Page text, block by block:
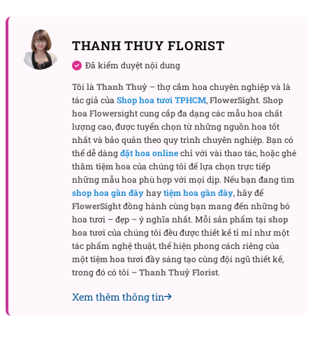
người thân đang chịu mất mát.
Bố cục kệ hoa được xử lý theo dáng cao, cân đối trên
kệ gỗ mộc. Phần hoa chính phủ rộng ở tầng trên, tạo
cảm giác đầy đặn và trang trọng. Tầng dưới được
cắm gọn hơn, nối với phần thân bằng dải lưới trắng
uốn mềm, khiến tổng thể có độ rơi tự nhiên, không
cứng nhắc. Chi tiết nơ và lưới trắng không chỉ làm
kệ hoa thêm trang nhã mà còn tạo cảm giác nhẹ
như một làn khói tiễn đưa.
Điểm nổi bật của mẫu hoa này nằm ở phần lá trang
trí. Lá trầu bà Nam Mỹ được xử lý màu bạc sáng, đặt
phía sau cụm hoa để nâng phom và tạo chiều sâu.
Những đường lá cao vươn lên giúp kệ hoa có dáng
thanh thoát, trong khi lá dương xỉ làm mềm các
THANH THUY FLORIST
Đã kiểm duyệt nội dung
Tôi làThanh Thuỷ – thợ cắm hoa chuyên nghiệp và là
tác giả củaShop hoa tươi TPHCM,FlowerSight. Shop
hoaFlowersight cung cấp đa dạng các mẫu hoa chất
lượng cao, được tuyển chọn từ những nguồn hoa tốt
nhất và bảo quản theo quy trình chuyên nghiệp. Bạn có
thể dễ dàngđặt hoa onlinechỉ với vài thao tác, hoặc ghé
thămtiệm hoacủa chúng tôi để lựa chọn trực tiếp
những mẫu hoa phù hợp với mọi dịp. Nếu bạn đang tìm
shop hoa gần đâyhaytiệm hoa gần đây, hãy để
FlowerSightđồng hành cùng bạn mang đến những bó
hoa tươi – đẹp – ý nghĩa nhất. Mỗi sản phẩm tạishop
hoa tươicủa chúng tôi đều được thiết kế tỉ mỉ như một
tác phẩm nghệ thuật, thể hiện phong cách riêng của
mộttiệm hoa tươiđầy sáng tạo cùng đội ngũ thiết kế,
trong đó có tôi –Thanh Thuỷ Florist.
Xem thêm thông tin